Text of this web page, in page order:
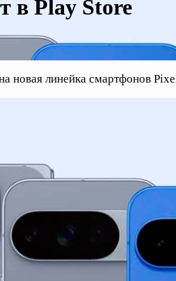
в Play Store
новая линейка смартфонов